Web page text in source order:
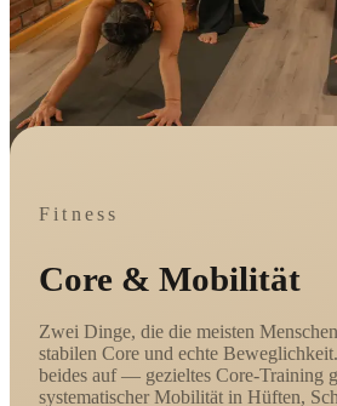
Fitness
Core & Mobilität
Zwei Dinge, die die meisten
stabilen Core und echte
beides auf — gezieltes Core-Training
systematischer Mobilität in Hüften,